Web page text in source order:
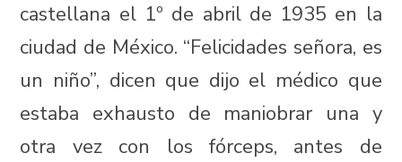
castellana el 1º de abril de 1935 en la
ciudad de México. “Felicidades señora, es
un niño”, dicen que dijo el médico que
estaba exhausto de maniobrar una y
otra vez con los fórceps, antes de